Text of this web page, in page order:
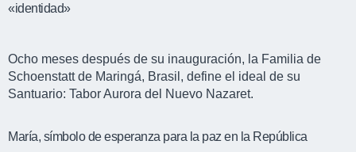
«identidad»
Ocho meses después de su inauguración, la Familia de
Schoenstatt de Maringá, Brasil, define el ideal de su
Santuario: Tabor Aurora del Nuevo Nazaret.
María, símbolo de esperanza para la paz en la República